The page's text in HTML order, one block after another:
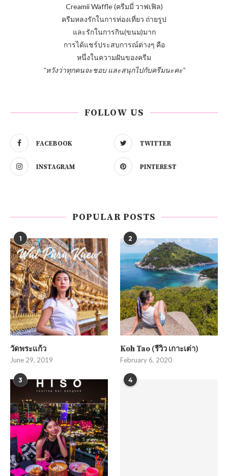
Creamii Waffle (ครีมมี่ วาฟเฟิล)
ครีมหลงรักในการท่องเที่ยว ถ่ายรูป
และรักในการกิน(ขนม)มาก
การได้แชร์ประสบการณ์ต่างๆ คือ
หนึ่งในความฝันของครีม
"หวังว่าทุกคนจะชอบ และสนุกไปกับครีมนะคะ"
FOLLOW US
FACEBOOK TWITTER
INSTAGRAM PINTEREST
POPULAR POSTS
1
วัดพระแก้ว
June 29, 2019
2
Koh Tao (รีวิว เกาะเต่า)
February 6, 2020
3 4